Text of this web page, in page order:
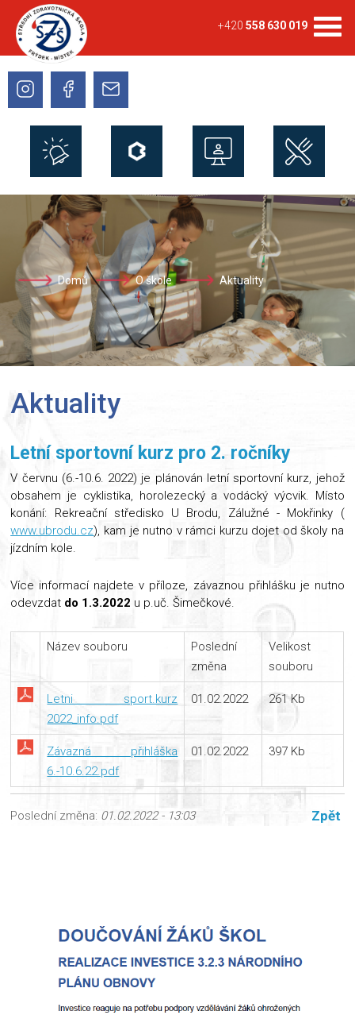
+420 558 630 019
Domů O škole Aktuality
Aktuality
Letní sportovní kurz pro 2. ročníky
V červnu (6.-10.6. 2022) je plánován letní sportovní kurz, jehož
obsahem je cyklistika, horolezecký a vodácký výcvik. Místo
konání: Rekreační středisko U Brodu, Zálužné - Mokřinky (
www.ubrodu.cz), kam je nutno v rámci kurzu dojet od školy na
jízdním kole.
Více informací najdete v příloze, závaznou přihlášku je nutno
odevzdat do 1.3.2022 u p.uč. Šimečkové.
Název souboru
Poslední
změna
Velikost
souboru
Letni sport.kurz
2022_info.pdf
01.02.2022 261 Kb
Závazná přihláška
6.-10.6.22.pdf
01.02.2022 397 Kb
Poslední změna: 01.02.2022 - 13:03 Zpět